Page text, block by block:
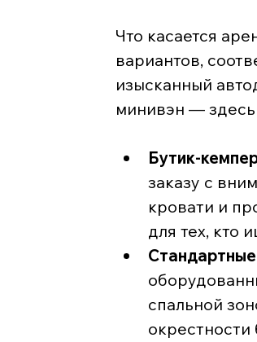
Что касается
вариантов,
изысканный
минивэн — здесь
Бутик-
заказу с
кровати и
для тех, кто
спальной
окрестности